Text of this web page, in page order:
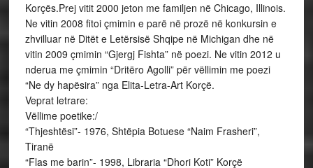
Korçës.Prej vitit 2000 jeton me familjen në Chicago, Illinois.
Ne vitin 2008 fitoi çmimin e parë në prozë në konkursin e
zhvilluar në Ditët e Letërsisë Shqipe në Michigan dhe në
vitin 2009 çmimin “Gjergj Fishta” në poezi. Ne vitin 2012 u
nderua me çmimin “Dritëro Agolli” për vëllimin me poezi
“Ne dy hapësira” nga Elita-Letra-Art Korçë.
Veprat letrare:
Vëllime poetike:/
“Thjeshtësi”- 1976, Shtëpia Botuese “Naim Frasheri”,
Tiranë
“Flas me barin”- 1998, Libraria “Dhori Koti” Korçë